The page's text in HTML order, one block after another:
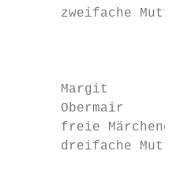
zweifache
Margit
Obermair
freie
dreifache